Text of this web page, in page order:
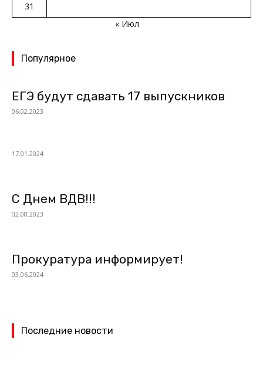
31
« Июл
Популярное
ЕГЭ будут сдавать 17 выпускников
06.02.2023
17.01.2024
С Днем ВДВ!!!
02.08.2023
Прокуратура информирует!
03.06.2024
Последние новости